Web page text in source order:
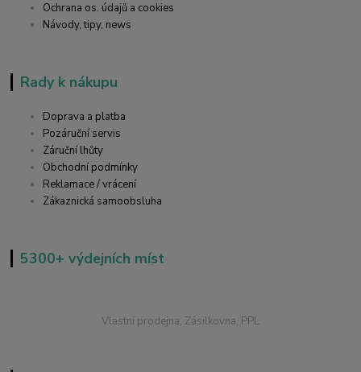
Ochrana os. údajů a cookies
Návody, tipy, news
Rady k nákupu
Doprava a platba
Pozáruční servis
Záruční lhůty
Obchodní podmínky
Reklamace / vrácení
Zákaznická samoobsluha
5300+ výdejních míst
Vlastní prodejna, Zásilkovna, PPL